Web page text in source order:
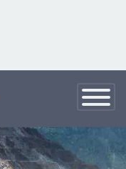
Toggle